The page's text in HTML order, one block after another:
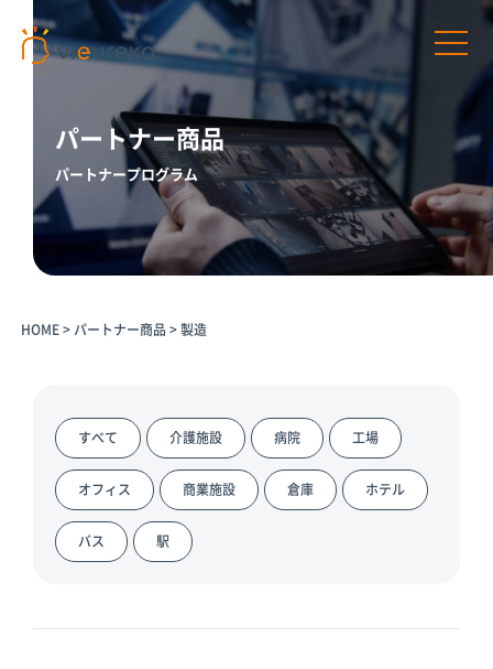
開発者様向け
ビス
Vieurekaカ
メラ
SDK
スターターキ
ット
AIカメラ活用
のご相談
サービス利用者様向け
工場
オフィス
商業施設
倉庫
パートナー商品
パートナープログラム
HOME> パートナー商品 > 製造
すべて 介護施設 病院 工場
オフィス 商業施設 倉庫 ホテル
バス 駅